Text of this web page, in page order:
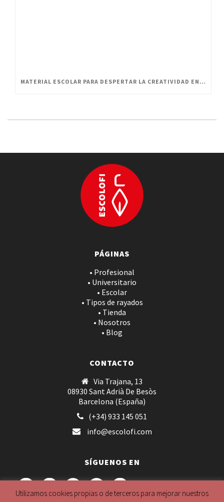
MATERIAL ESCOLAR PARA DESPERTAR LA CREATIVIDAD EN PEQUEÑOS ARTISTAS
PÁGINAS
• Profesional
• Universitario
• Escolar
• Tipos de rayados
• Tienda
• Nosotros
• Blog
CONTACTO
Via Trajana, 13
08930 Sant Adrià De Besòs
Barcelona (España)
(+34) 933 145 051
info@escolofi.com
SÍGUENOS EN
Utilizamos cookies propias o de terceros para mejorar nuestros